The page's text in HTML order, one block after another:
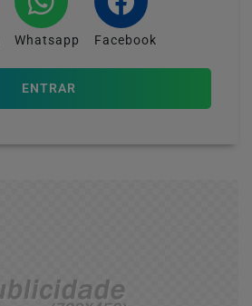
Whatsapp Facebook
ENTRAR